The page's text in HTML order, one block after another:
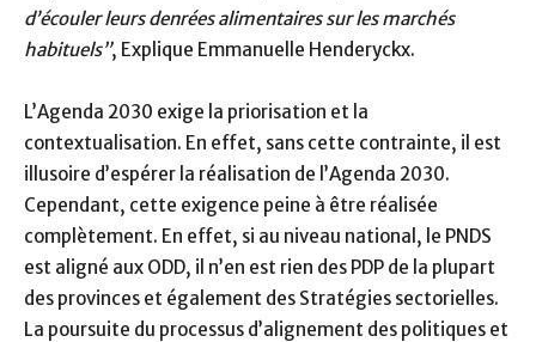
d’écouler leurs denrées alimentaires sur les marchés
habituels”, Explique Emmanuelle Henderyckx.
L’Agenda 2030 exige la priorisation et la
contextualisation. En effet, sans cette contrainte, il est
illusoire d’espérer la réalisation de l’Agenda 2030.
Cependant, cette exigence peine à être réalisée
complètement. En effet, si au niveau national, le PNDS
est aligné aux ODD, il n’en est rien des PDP de la plupart
des provinces et également des Stratégies sectorielles.
La poursuite du processus d’alignement des politiques et